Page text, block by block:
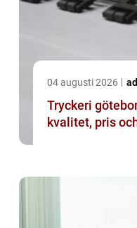
04 augusti 2026
Tryckeri
kvalitet, pris